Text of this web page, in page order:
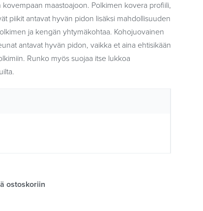
maastoajoon. Polkimen kovera profiili,
piikit antavat hyvän pidon lisäksi mahdollisuuden
ja kengän yhtymäkohtaa. Kohojuovainen
antavat hyvän pidon, vaikka et aina ehtisikään
Runko myös suojaa itse lukkoa
ostoskoriin